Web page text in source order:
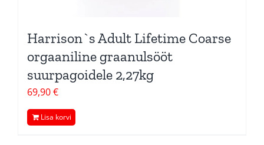
Harrison`s Adult Lifetime Coarse
orgaaniline graanulsööt
suurpagoidele 2,27kg
69,90€
Lisa korvi